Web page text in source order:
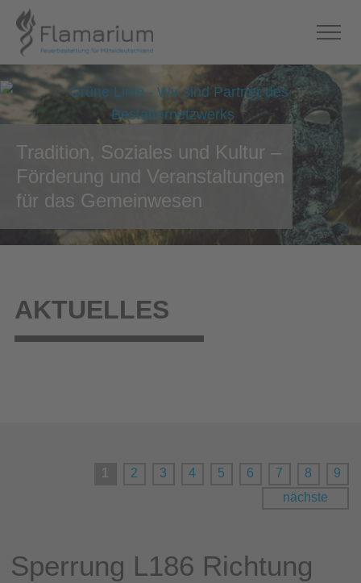
Tradition, Soziales und Kultur –
Förderung und Veranstaltungen
für das Gemeinwesen
AKTUELLES
2 3 4 5 6 7 8
9
nächste
Sperrung L186 Richtung